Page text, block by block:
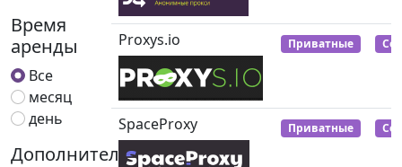
Время
аренды
Все
месяц
день
Дополнительно
Proxys.io Приватные
SpaceProxy Приватные